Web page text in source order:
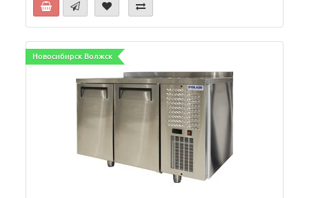
Новосибирск Волжск